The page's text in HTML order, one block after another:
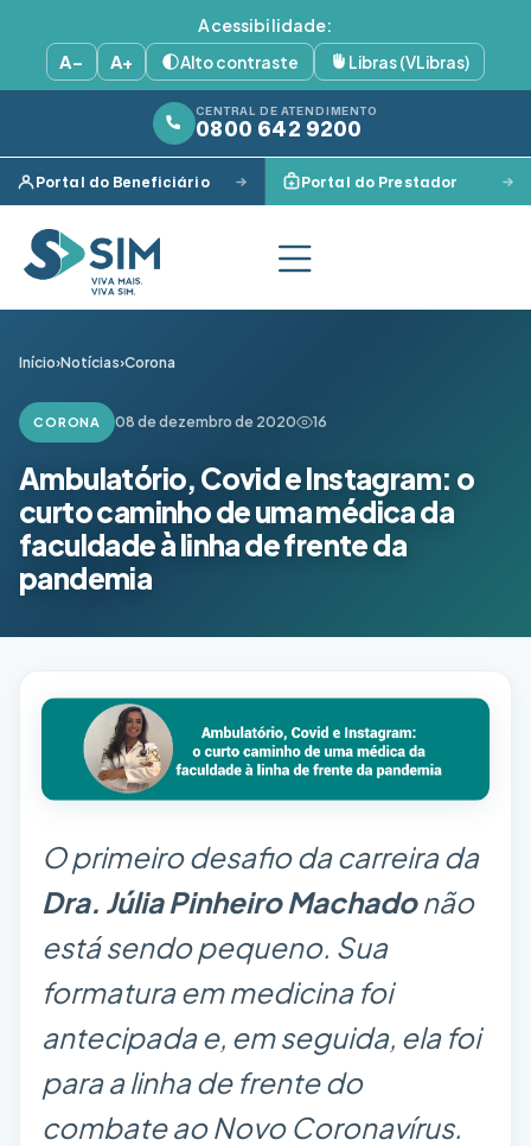
Acessibilidade:
A−
A+ Alto contraste Libras (VLibras)
CENTRAL DE ATENDIMENTO
0800 642 9200
Portal do Beneficiário Portal do Prestador
Início›Notícias›Corona
CORONA 08 de dezembro de 2020 16
Ambulatório, Covid e Instagram: o
curto caminho de uma médica da
faculdade à linha de frente da
pandemia
O primeiro desafio da carreira da
Dra. Júlia Pinheiro Machadonão
está sendo pequeno. Sua
formatura em medicina foi
antecipada e, em seguida, ela foi
para a linha de frente do
combate ao Novo Coronavírus.